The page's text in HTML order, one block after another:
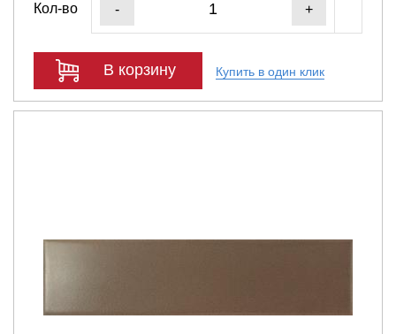
Кол-во - +
В корзину Купить в один клик